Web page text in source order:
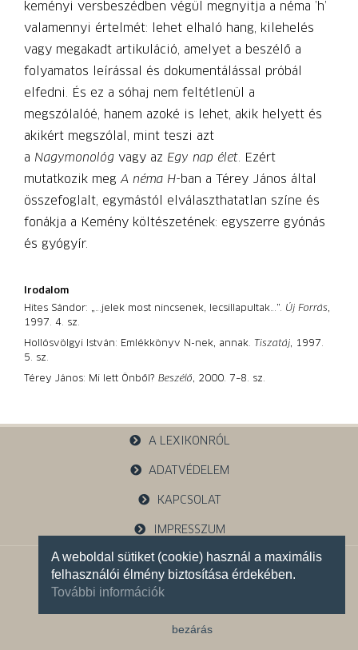
A weboldal sütiket (cookie) használ a maximális
felhasználói élmény biztosítása érdekében.
További információk
bezárás
keményi versbeszédben végül megnyitja a néma ’h’
valamennyi értelmét: lehet elhaló hang, kilehelés
vagy megakadt artikuláció, amelyet a beszélő a
folyamatos leírással és dokumentálással próbál
elfedni. És ez a sóhaj nem feltétlenül a
megszólalóé, hanem azoké is lehet, akik helyett és
akikért megszólal, mint teszi azt
a Nagymonológ vagy az Egy nap élet. Ezért
mutatkozik megA néma H-ban a Térey János által
összefoglalt, egymástól elválaszthatatlan színe és
fonákja a Kemény költészetének: egyszerre gyónás
és gyógyír.
Irodalom
Hites Sándor: „…jelek most nincsenek, lecsillapultak…”. Új Forrás,
1997. 4. sz.
Hollósvölgyi István: Emlékkönyv N-nek, annak. Tiszatáj, 1997.
5. sz.
Térey János: Mi lett Önből? Beszélő, 2000. 7–8. sz.
A LEXIKONRÓL
ADATVÉDELEM
KAPCSOLAT
IMPRESSZUM
1121 Budapest, Budakeszi u. 38.
+36 30 785 5595
Facebook oldalunk
Instagram